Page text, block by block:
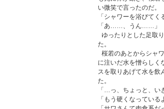
い微笑で言ったのだ。
「シャワーを浴びてく
「あ……、うん……」
ゆったりとした足取
た。
桜若のあとからシャ
に注いだ水を憎らしく
スを取りあげて水を飲
た。
「…っ、ちょっと、
「もう硬くなってい